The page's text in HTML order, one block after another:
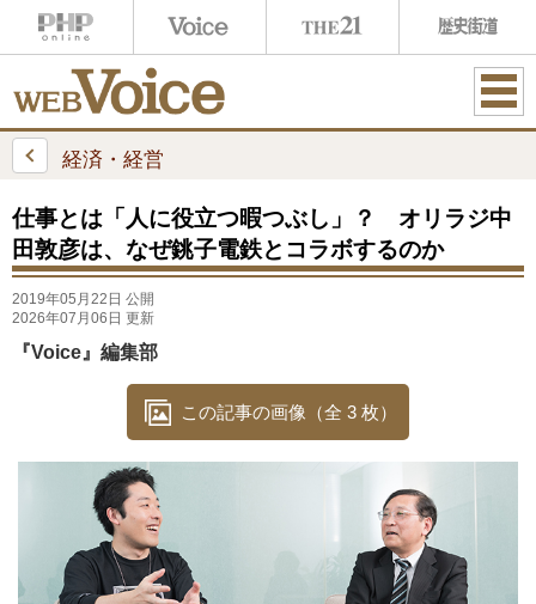
ME
経済・経営
仕事とは「人に役立つ暇つぶし」？ オリラジ中
田敦彦は、なぜ銚子電鉄とコラボするのか
2019年05月22日 公開
2026年07月06日 更新
『Voice』編集部
この記事の画像（全 3 枚）